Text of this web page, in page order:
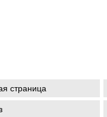
страница